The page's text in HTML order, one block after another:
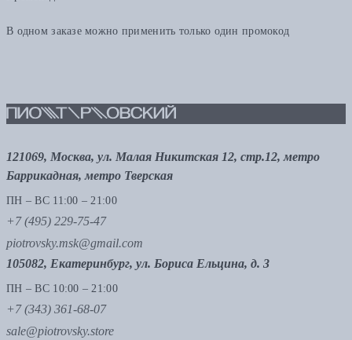
В одном заказе можно применить только один промокод
121069, Москва, ул. Малая Никитская 12, стр.12, метро
Баррикадная, метро Тверская
ПН – ВС 11:00 – 21:00
+7 (495) 229-75-47
piotrovsky.msk@gmail.com
105082, Екатеринбург, ул. Бориса Ельцина, д. 3
ПН – ВС 10:00 – 21:00
+7 (343) 361-68-07
sale@piotrovsky.store